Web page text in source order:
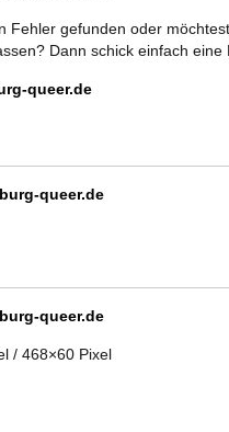
Fehler gefunden oder
Dann schick einfach eine
queer.de
/ 468×60 Pixel